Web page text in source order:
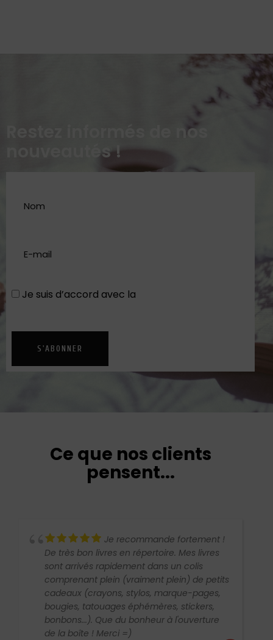
Restez informés de nos
nouveautés !
Je suis d’accord avec la
S'ABONNER
Ce que nos clients
pensent...
Je recommande fortement !
livres en répertoire. Mes livres
rapidement dans un colis
plein (vraiment plein) de petits
stylos, marque-pages,
éphémères, stickers,
Que du bonheur à l'ouverture
! Merci =)
écrit et d'une
relations